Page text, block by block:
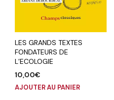
LES GRANDS TEXTES
FONDATEURS DE
L’ECOLOGIE
10,00€
AJOUTER AU PANIER